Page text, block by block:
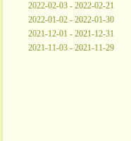
2022-02-03 - 2022-02-21
2022-01-02 - 2022-01-30
2021-12-01 - 2021-12-31
2021-11-03 - 2021-11-29